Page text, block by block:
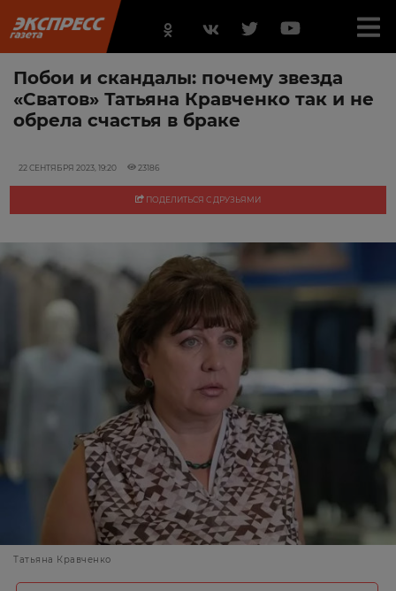
Побои и скандалы: почему звезда
«Сватов» Татьяна Кравченко так и не
обрела счастья в браке
22 СЕНТЯБРЯ 2023, 19:20 23186
ПОДЕЛИТЬСЯ С ДРУЗЬЯМИ
Татьяна Кравченко